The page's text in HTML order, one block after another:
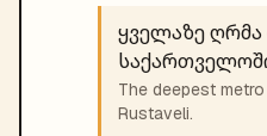
ყველაზე
The deepest
Rustaveli.